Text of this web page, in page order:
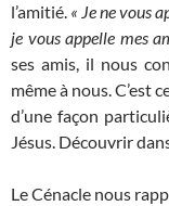
l’amitié. « Je ne vous
je vous appelle mes
ses amis, il nous
même à nous. C’est
d’une façon
Jésus. Découvrir
Le Cénacle nous